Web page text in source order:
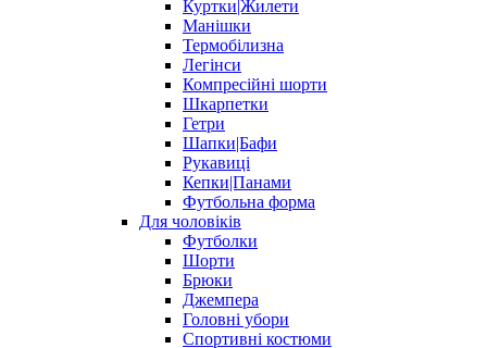
Куртки|Жилети
Манішки
Термобілизна
Легінси
Компресійні шорти
Шкарпетки
Гетри
Шапки|Бафи
Рукавиці
Кепки|Панами
Футбольна форма
Для чоловіків
Футболки
Шорти
Брюки
Джемпера
Головні убори
Спортивні костюми